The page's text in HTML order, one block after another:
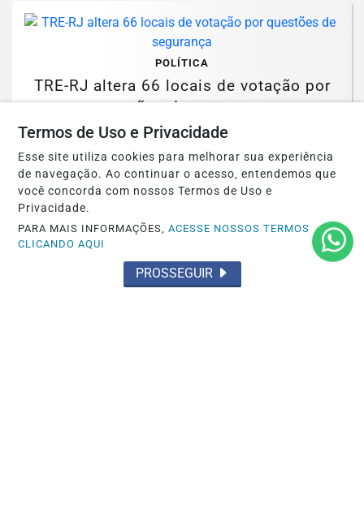
POLÍTICA
TRE-RJ altera 66 locais de votação por
questões de segurança
Saiba Mais
Bolsonaro pede ao STF para receber os
Termos de Uso e Privacidade
Esse site utiliza cookies para melhorar sua experiência
de navegação. Ao continuar o acesso, entendemos que
você concorda com nossos Termos de Uso e
Privacidade.
PARA MAIS INFORMAÇÕES,ACESSE NOSSOS TERMOS
CLICANDO AQUI
PROSSEGUIR